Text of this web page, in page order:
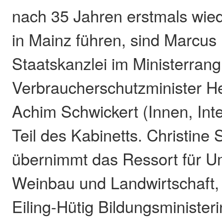
nach 35 Jahren erstmals
in Mainz führen, sind
Staatskanzlei im
Verbraucherschutzminister
Achim Schwickert (Innen,
Teil des Kabinetts. Christine
übernimmt das Ressort für
Weinbau und
Eiling-Hütig